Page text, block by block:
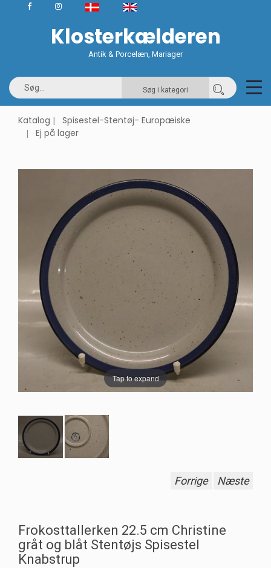
Klosterkælderen
Antik & Porcelæn, Mariager
Søg i kategori
Katalog
Spisestel-Stentøj- Europæiske
Ej på lager
Tap to expand
Forrige Næste
Frokosttallerken 22.5 cm Christine
gråt og blåt Stentøjs Spisestel
Knabstrup